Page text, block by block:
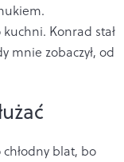
kuchni. Konrad stał
mnie zobaczył, od
blat, bo